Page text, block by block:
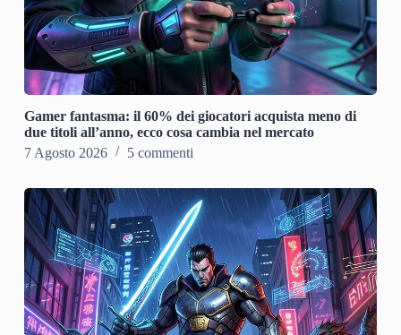
Gamer fantasma: il 60% dei giocatori acquista meno di
due titoli all’anno, ecco cosa cambia nel mercato
7 Agosto 2026
5 commenti